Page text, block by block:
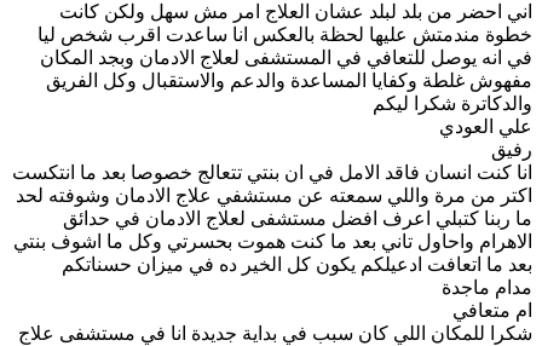
اني احضر من بلد لبلد عشان العلاج امر مش سهل ولكن كانت
خطوة مندمتش عليها لحظة بالعكس انا ساعدت اقرب شخص ليا
في انه يوصل للتعافي في المستشفى لعلاج الادمان وبجد المكان
مفهوش غلطة وكفايا المساعدة والدعم والاستقبال وكل الفريق
والدكاترة شكرا ليكم
علي العودي
رفيق
انا كنت انسان فاقد الامل في ان بنتي تتعالج خصوصا بعد ما انتكست
اكتر من مرة واللي سمعته عن مستشفي علاج الادمان وشوفته لحد
ما ربنا كتبلي اعرف افضل مستشفى لعلاج الادمان في حدائق
الاهرام واحاول تاني بعد ما كنت هموت بحسرتي وكل ما اشوف بنتي
بعد ما اتعافت ادعيلكم يكون كل الخير ده في ميزان حسناتكم
مدام ماجدة
ام متعافي
شكرا للمكان اللي كان سبب في بداية جديدة انا في مستشفى علاج